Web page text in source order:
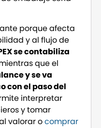
porque afecta
y al flujo de
se contabiliza
que el
y se va
con el paso del
interpretar
y tomar
valorar ocomprar